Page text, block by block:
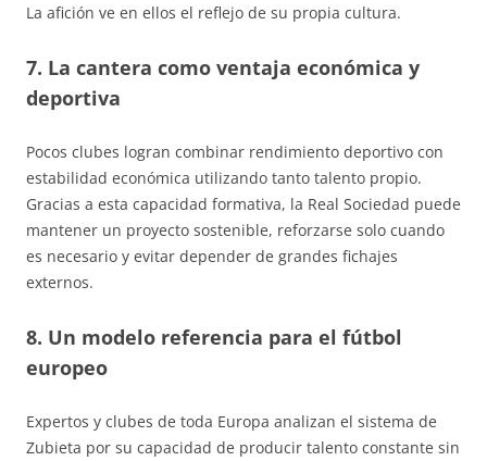
La afición ve en ellos el reflejo de su propia cultura.
7. La cantera como ventaja económica y
deportiva
Pocos clubes logran combinar rendimiento deportivo con
estabilidad económica utilizando tanto talento propio.
Gracias a esta capacidad formativa, la Real Sociedad puede
mantener un proyecto sostenible, reforzarse solo cuando
es necesario y evitar depender de grandes fichajes
externos.
8. Un modelo referencia para el fútbol
europeo
Expertos y clubes de toda Europa analizan el sistema de
Zubieta por su capacidad de producir talento constante sin